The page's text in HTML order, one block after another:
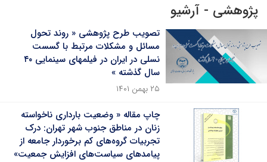
پژوهشی - آرشیو
تصویب طرح پژوهشی « روند تحول
مسائل و مشکلات مرتبط با گسست
نسلی در ایران در فیلمهای سینمایی ۴۰
سال گذشته »
۲۵ بهمن ۱۴۰۱
چاپ مقاله « وضعیت بارداری ناخواسته
زنان در مناطق جنوب شهر تهران: درک
تجربیات گروه‌های کم برخوردار جامعه از
پیامدهای سیاست‌های افزایش جمعیت»